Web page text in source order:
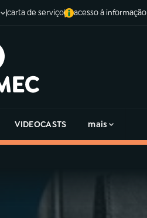
carta de serviço acesso à informação
VIDEOCASTS mais